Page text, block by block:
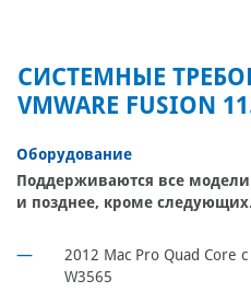
СИСТЕМНЫЕ
VMWARE FUSION
Оборудование
Поддерживаются все
и позднее, кроме следующих.
2012 Mac Pro Quad Core
W3565